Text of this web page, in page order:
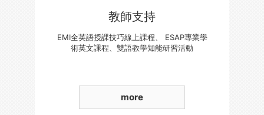
教師支持
EMI全英語授課技巧線上課程、 ESAP專業學
術英文課程、雙語教學知能研習活動
more